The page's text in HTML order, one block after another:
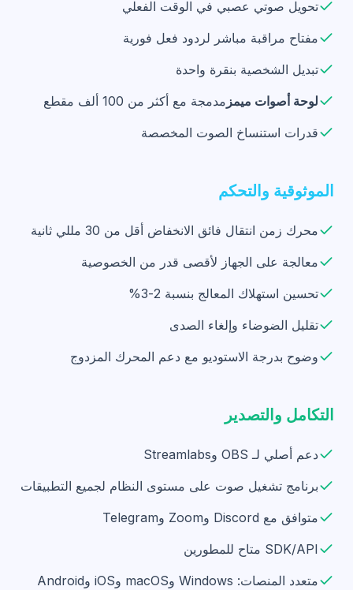
تحويل صوتي عصبي في الوقت الفعلي
مفتاح مراقبة مباشر لردود فعل فورية
تبديل الشخصية بنقرة واحدة
لوحة أصوات ميمز مدمجة مع أكثر من 100 ألف مقطع
قدرات استنساخ الصوت المخصصة
الموثوقية والتحكم
محرك زمن انتقال فائق الانخفاض أقل من 30 مللي ثانية
معالجة على الجهاز لأقصى قدر من الخصوصية
تحسين استهلاك المعالج بنسبة 2-3%
تقليل الضوضاء وإلغاء الصدى
وضوح بدرجة الاستوديو مع دعم المحرك المزدوج
التكامل والتصدير
دعم أصلي لـ OBS وStreamlabs
برنامج تشغيل صوت على مستوى النظام لجميع التطبيقات
متوافق مع Discord وZoom وTelegram
SDK/API متاح للمطورين
متعدد المنصات: Windows وmacOS وiOS وAndroid